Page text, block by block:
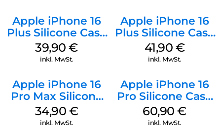
Apple iPhone 16
Plus Silicone Case
MagSafe Plum
39,90€
inkl. MwSt.
Apple iPhone 16
Plus Silicone Case
MagSafe Stone
Gray
41,90 €
inkl. MwSt.
Apple iPhone 16
Pro Max Silicone
Case MagSafe
Denim
34,90 €
inkl. MwSt.
Apple iPhone 16
Pro Silicone Case
MagSafe Stone
Gray
60,90€
inkl. MwSt.